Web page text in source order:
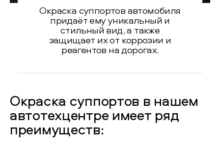
Окраска суппортов автомобиля
придаёт ему уникальный и
стильный вид, а также
защищает их от коррозии и
реагентов на дорогах.
Окраска суппортов в нашем
автотехцентре имеет ряд
преимуществ: